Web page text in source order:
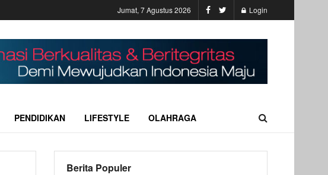
Jumat, 7 Agustus 2026 Login
PENDIDIKAN LIFESTYLE OLAHRAGA
Berita Populer